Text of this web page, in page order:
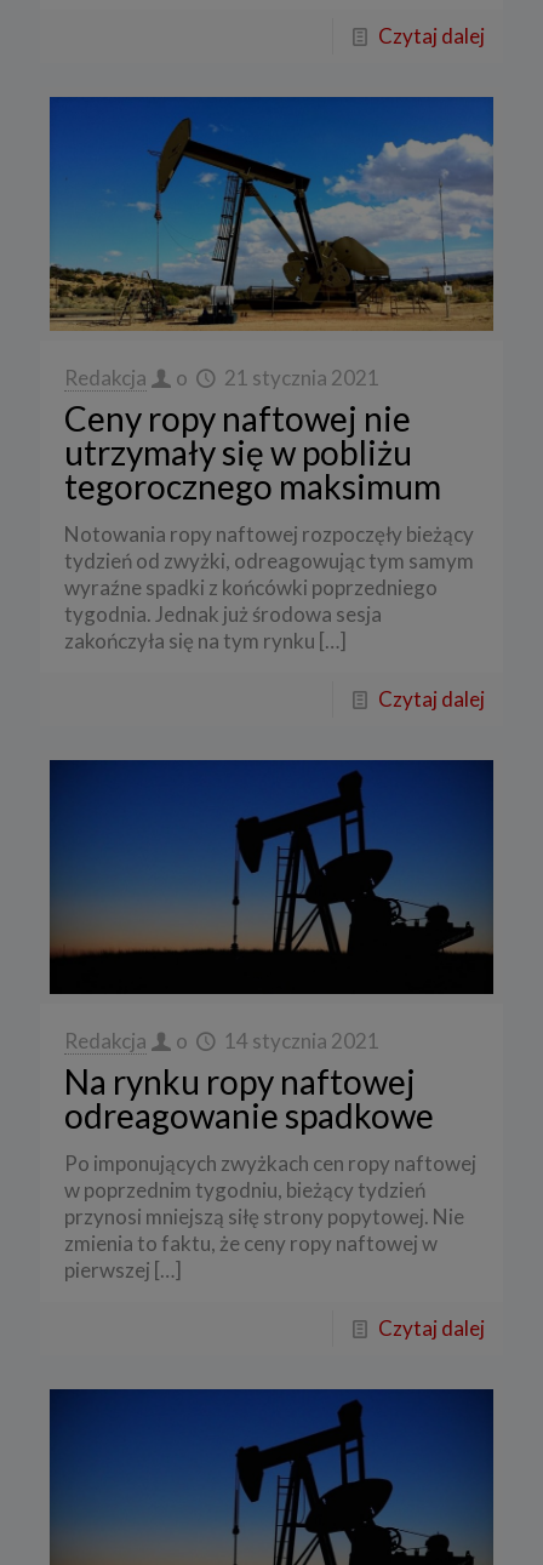
Czytaj dalej
Redakcja o 21 stycznia 2021
Ceny ropy naftowej nie
utrzymały się w pobliżu
tegorocznego maksimum
Notowania ropy naftowej rozpoczęły bieżący
tydzień od zwyżki, odreagowując tym samym
wyraźne spadki z końcówki poprzedniego
tygodnia. Jednak już środowa sesja
zakończyła się na tym rynku […]
Czytaj dalej
Redakcja o 14 stycznia 2021
Na rynku ropy naftowej
odreagowanie spadkowe
Po imponujących zwyżkach cen ropy naftowej
w poprzednim tygodniu, bieżący tydzień
przynosi mniejszą siłę strony popytowej. Nie
zmienia to faktu, że ceny ropy naftowej w
pierwszej […]
Czytaj dalej